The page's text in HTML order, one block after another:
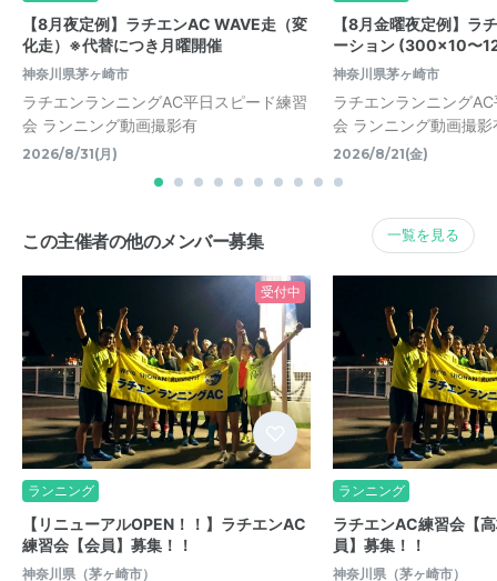
【8月夜定例】ラチエンAC WAVE走（変
化走）※代替につき月曜開催
神奈川県茅ヶ崎市
ラチエンランニングAC平日スピード練習
会 ランニング動画撮影有
2026/8/31(月)
【8月金曜夜定例】
ーション (300×10〜
神奈川県茅ヶ崎市
ラチエンランニング
会 ランニング動画撮影
2026/8/21(金)
この主催者の他のメンバー募集 一覧を見る
受付中
ランニング
【リニューアルOPEN！！】ラチエンAC
練習会【会員】募集！！
神奈川県（茅ヶ崎市）
ランニング
ラチエンAC練習会【
員】募集！！
神奈川県（茅ヶ崎市）